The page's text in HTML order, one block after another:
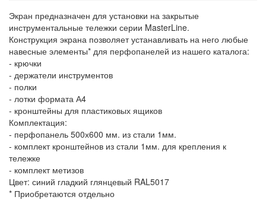
Экран предназначен для установки на закрытые
инструментальные тележки серии MasterLine.
Конструкция экрана позволяет устанавливать на него любые
навесные элементы* для перфопанелей из нашего каталога:
- крючки
- держатели инструментов
- полки
- лотки формата А4
- кронштейны для пластиковых ящиков
Комплектация:
- перфопанель 500х600 мм. из стали 1мм.
- комплект кронштейнов из стали 1мм. для крепления к
тележке
- комплект метизов
Цвет: синий гладкий глянцевый RAL5017
* Приобретаются отдельно